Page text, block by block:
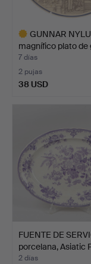
GUNNAR
magnífico plato de
7 días
2 pujas
38 USD
FUENTE DE
porcelana, Asiatic
2 días